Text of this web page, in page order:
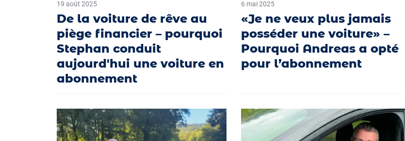
19 août 2025
De la voiture de rêve au
piège financier – pourquoi
Stephan conduit
aujourd'hui une voiture en
abonnement
6 mai 2025
«Je ne veux plus jamais
posséder une voiture» –
Pourquoi Andreas a opté
pour l’abonnement